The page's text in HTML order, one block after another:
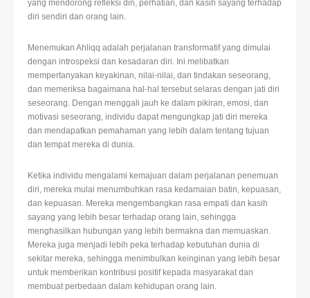
yang mendorong refleksi diri, perhatian, dan kasih sayang terhadap
diri sendiri dan orang lain.
Menemukan Ahliqq adalah perjalanan transformatif yang dimulai
dengan introspeksi dan kesadaran diri. Ini melibatkan
mempertanyakan keyakinan, nilai-nilai, dan tindakan seseorang,
dan memeriksa bagaimana hal-hal tersebut selaras dengan jati diri
seseorang. Dengan menggali jauh ke dalam pikiran, emosi, dan
motivasi seseorang, individu dapat mengungkap jati diri mereka
dan mendapatkan pemahaman yang lebih dalam tentang tujuan
dan tempat mereka di dunia.
Ketika individu mengalami kemajuan dalam perjalanan penemuan
diri, mereka mulai menumbuhkan rasa kedamaian batin, kepuasan,
dan kepuasan. Mereka mengembangkan rasa empati dan kasih
sayang yang lebih besar terhadap orang lain, sehingga
menghasilkan hubungan yang lebih bermakna dan memuaskan.
Mereka juga menjadi lebih peka terhadap kebutuhan dunia di
sekitar mereka, sehingga menimbulkan keinginan yang lebih besar
untuk memberikan kontribusi positif kepada masyarakat dan
membuat perbedaan dalam kehidupan orang lain.